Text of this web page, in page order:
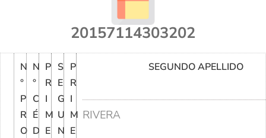
20157114303202
N
°
P
R
O
N
°
C
É
D
P
R
I
M
E
S
E
G
U
N
P
R
I
M
E
SEGUNDO APELLIDO
RIVERA